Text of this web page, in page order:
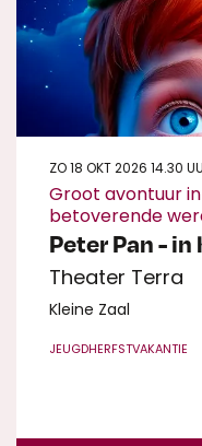
Peter Pan -
Theater Terra
Groot avontuur
betoverende
ZO 18 OKT 2026 14.30
Kleine Zaal
JEUGDHERFSTVAKANTIE